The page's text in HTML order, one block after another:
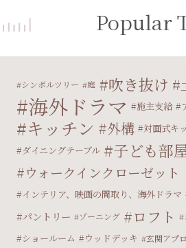
Popular
シンボルツリー 庭 吹き抜け
海外ドラマ 施主支給
キッチン 外構
対面式キ
ダイニングテーブル
子ども部
ウォークインクローゼット
インテリア、映画の間取り、海外ドラマ
パントリー ゾーニング ロフト
ショールーム ウッドデッキ 玄関アプ